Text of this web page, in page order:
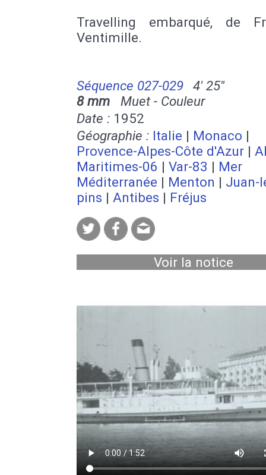
Travelling embarqué, de
Ventimille.
Séquence 027-029
4' 25''
8 mm Muet - Couleur
Date : 1952
Géographie : Italie | Monaco |
Provence-Alpes-Côte d'Azur |
Maritimes-06 | Var-83 | Mer
Méditerranée | Menton | Juan-
pins | Antibes | Fréjus
Voir la notice